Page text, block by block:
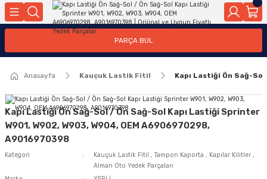
Geri Dön
Geri Dön
Geri Dön
Yakıt Pompası, Yakıt Hatları
Motor Elektrik
Ateşleme Buji Bobin Buji Kablosu
Alternatör Marş Motoru
Geri Dön
Geri Dön
Geri Dön
Kollar
Geri Dön
Geri Dön
Ön Arka
Geri Dön
PARÇA BUL
Anasayfa Kauçuk Lastik Fitil Kapı Lastiği Ön Sağ-
Kapı Lastiği Ön Sağ-Sol / Ön Sağ-Sol Kapı Lastiği Sprinter
W901, W902, W903, W904, OEM A6906970298,
A9016970398
Kategori Kauçuk Lastik Fitil , Tampon Kaporta , Kapılar Kilitler ,
Alman Oto Yedek Parçaları